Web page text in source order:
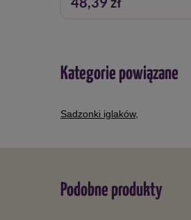
Kategorie powiązane
Sadzonki iglaków,
Podobne produkty